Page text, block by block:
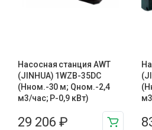
Насосная станция AWT
(JINHUA) 1WZB-35DC
(Нном.-30 м; Qном.-2,4
м3/час; Р-0,9 кВт)
29 206 ₽